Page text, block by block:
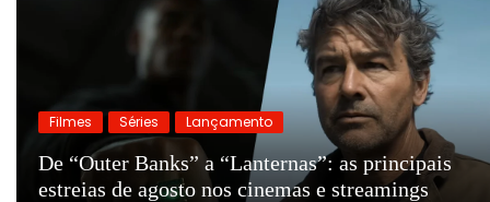
Filmes Séries Lançamento
De “Outer Banks” a “Lanternas”: as principais
estreias de agosto nos cinemas e streamings